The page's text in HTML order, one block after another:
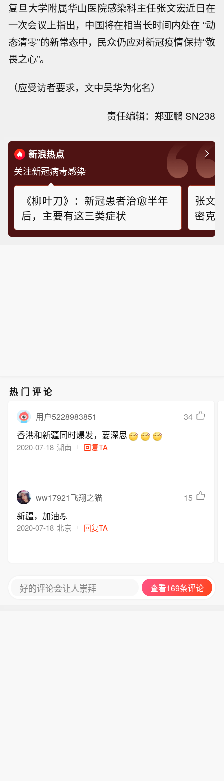
复旦大学附属华山医院感染科主任张文宏近日在
一次会议上指出，中国将在相当长时间内处在 “动
态清零”的新常态中，民众仍应对新冠疫情保持“敬
畏之心”。
（应受访者要求，文中吴华为化名）
责任编辑：郑亚鹏 SN238
新浪热点
关注新冠病毒感染
《柳叶刀》：新冠患者治愈半年
后，主要有这三类症状
张文
密克
热门评论
用户5228983851 34
香港和新疆同时爆发，要深思
2020-07-18 湖南 回复TA
ww17921飞翔之猫 15
新疆，加油💪
2020-07-18 北京 回复TA
好的评论会让人崇拜 查看169条评论